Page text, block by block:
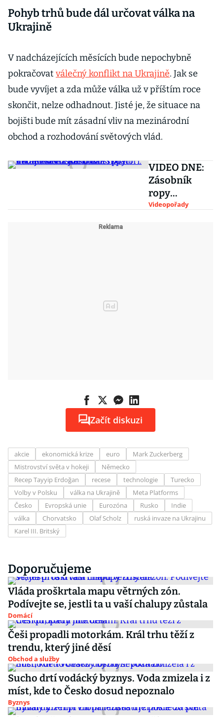
Pohyb trhů bude dál určovat válka na
Ukrajině
V nadcházejících měsících bude nepochybně
pokračovat válečný konflikt na Ukrajině. Jak se
bude vyvíjet a zda může válka už v příštím roce
skončit, nelze odhadnout. Jisté je, že situace na
bojišti bude mít zásadní vliv na mezinárodní
obchod a rozhodování světových vlád.
VIDEO DNE:
Zásobník
ropy
nedaleko
Videopořady
Začít diskuzi
akcie ekonomická krize euro
Mark Zuckerberg
Mistrovství světa v hokeji
Německo
Recep Tayyip Erdoğan
recese technologie
Turecko
Volby v Polsku
válka na Ukrajině
Meta Platforms
Česko
Evropská unie Eurozóna Rusko
Indie
válka
Chorvatsko Olaf Scholz
ruská invaze na Ukrajinu
Karel III. Britský
Doporučujeme
Vláda proškrtala mapu větrných zón.
Podívejte se, jestli ta u vaší chalupy zůstala
Domácí
Češi propadli motorkám. Král trhu těží z
trendu, který jiné děsí
Obchod a služby
Sucho drtí vodácký byznys. Voda zmizela i z
míst, kde to Česko dosud nepoznalo
Byznys